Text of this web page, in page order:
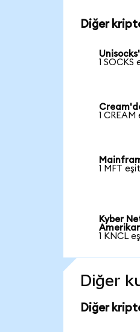
Diğer
1
1
1 MFT
Kyber
1 KNCL
Diğer
Diğer